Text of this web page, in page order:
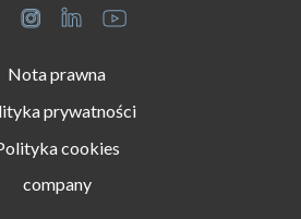
Nota prawna
prywatności
cookies
company